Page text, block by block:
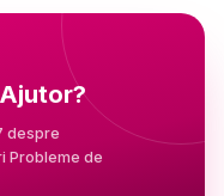
despre
Probleme de